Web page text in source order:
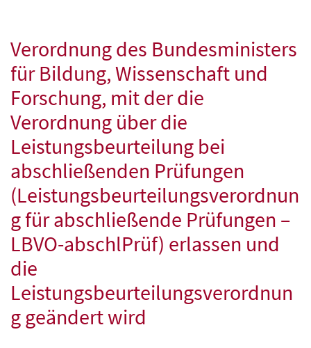
Verordnung des Bundesministers
für Bildung, Wissenschaft und
Forschung, mit der die
Verordnung über die
Leistungsbeurteilung bei
abschließenden Prüfungen
(Leistungsbeurteilungsverordnun
g für abschließende Prüfungen –
LBVO-abschlPrüf) erlassen und
die
Leistungsbeurteilungsverordnun
g geändert wird